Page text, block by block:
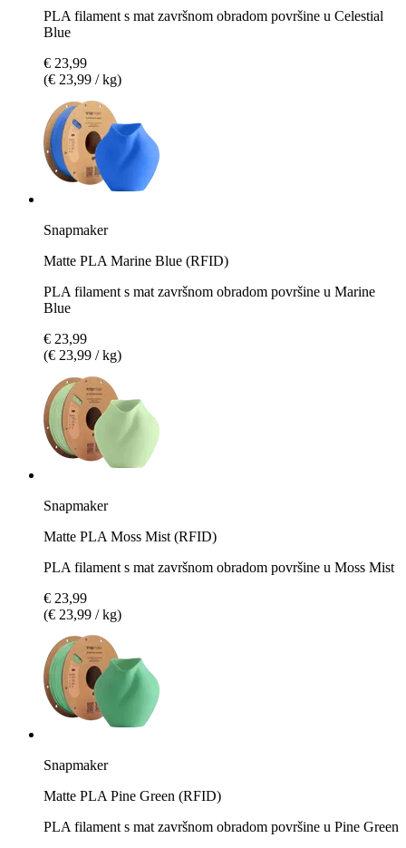
PLA filament s mat završnom obradom površine u Celestial
Blue
€ 23,99
(€ 23,99 / kg)
Snapmaker
Matte PLA Marine Blue (RFID)
PLA filament s mat završnom obradom površine u Marine
Blue
€ 23,99
(€ 23,99 / kg)
Snapmaker
Matte PLA Moss Mist (RFID)
PLA filament s mat završnom obradom površine u Moss Mist
€ 23,99
(€ 23,99 / kg)
Snapmaker
Matte PLA Pine Green (RFID)
PLA filament s mat završnom obradom površine u Pine Green